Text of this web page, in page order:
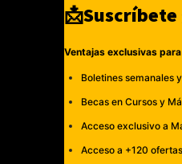
Ventajas exclusivas
Boletines semanales
Becas en Cursos y
Acceso exclusivo a
Acceso a +120